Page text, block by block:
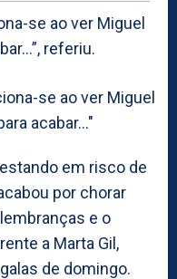
se ao ver Miguel
referiu.
em risco de
por chorar
e o
a Marta Gil,
de domingo.